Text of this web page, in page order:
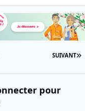
SUIVANT
pour